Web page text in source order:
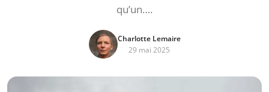
qu’un….
Charlotte Lemaire
29 mai 2025